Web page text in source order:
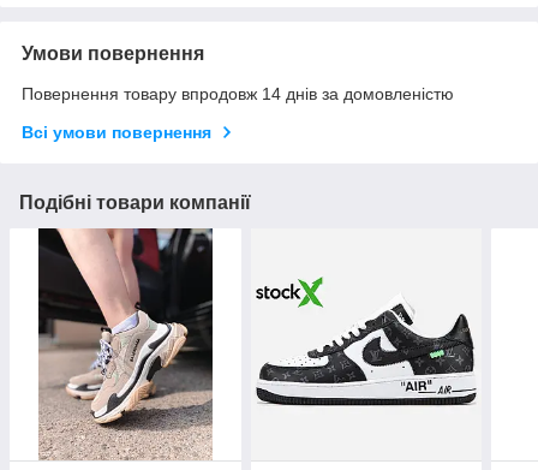
Умови повернення
Повернення товару впродовж 14 днів за домовленістю
Всі умови повернення
Подібні товари компанії